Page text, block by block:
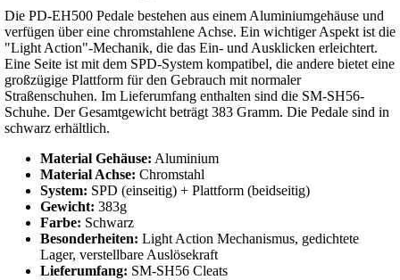
Die PD-EH500 Pedale bestehen aus einem Aluminiumgehäuse und
verfügen über eine chromstahlene Achse. Ein wichtiger Aspekt ist die
"Light Action"-Mechanik, die das Ein- und Ausklicken erleichtert.
Eine Seite ist mit dem SPD-System kompatibel, die andere bietet eine
großzügige Plattform für den Gebrauch mit normaler
Straßenschuhen. Im Lieferumfang enthalten sind die SM-SH56-
Schuhe. Der Gesamtgewicht beträgt 383 Gramm. Die Pedale sind in
schwarz erhältlich.
Material Gehäuse: Aluminium
Material Achse: Chromstahl
System: SPD (einseitig) + Plattform (beidseitig)
Gewicht: 383g
Farbe: Schwarz
Besonderheiten: Light Action Mechanismus, gedichtete
Lager, verstellbare Auslösekraft
Lieferumfang: SM-SH56 Cleats